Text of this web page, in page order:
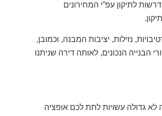
לתיקון עפ”י המחירונים
נזילות, יציבות המבנה, וכמובן,
הבנייה הנכונים, לאותה דירה שניתנו
לא גדולה עשויות לתת לכם אופציה